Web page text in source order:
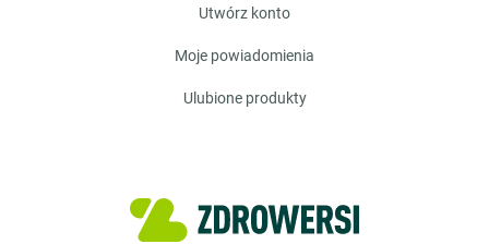
utwórz konto
moje powiadomienia
ulubione produkty